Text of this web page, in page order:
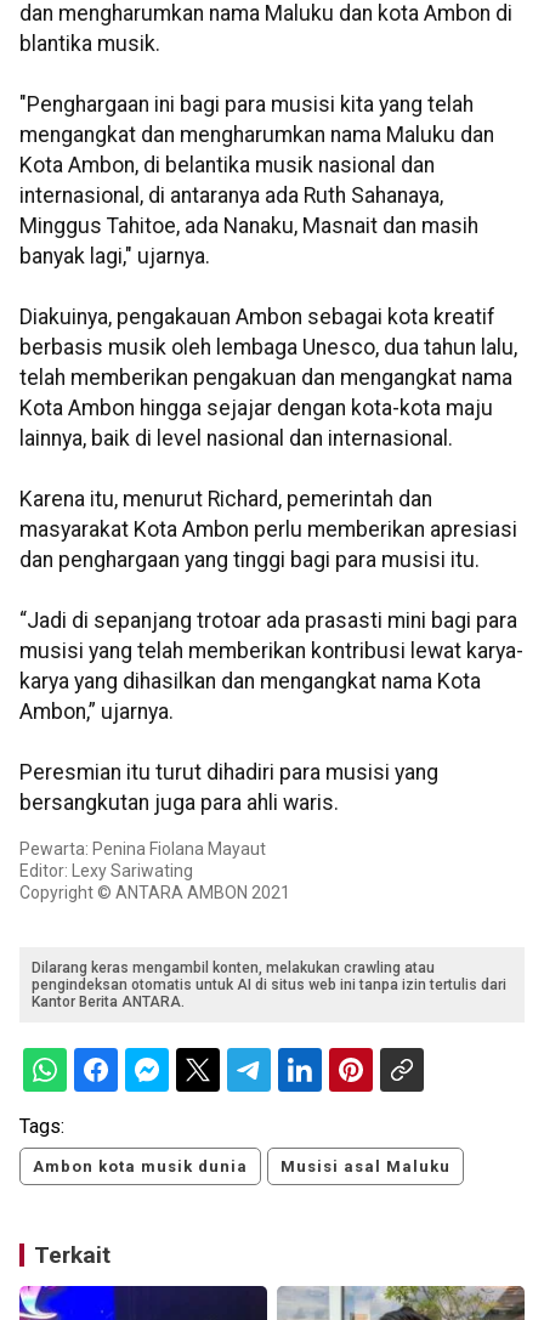
dan mengharumkan nama Maluku dan kota Ambon di
blantika musik.
"Penghargaan ini bagi para musisi kita yang telah
mengangkat dan mengharumkan nama Maluku dan
Kota Ambon, di belantika musik nasional dan
internasional, di antaranya ada Ruth Sahanaya,
Minggus Tahitoe, ada Nanaku, Masnait dan masih
banyak lagi," ujarnya.
Diakuinya, pengakauan Ambon sebagai kota kreatif
berbasis musik oleh lembaga Unesco, dua tahun lalu,
telah memberikan pengakuan dan mengangkat nama
Kota Ambon hingga sejajar dengan kota-kota maju
lainnya, baik di level nasional dan internasional.
Karena itu, menurut Richard, pemerintah dan
masyarakat Kota Ambon perlu memberikan apresiasi
dan penghargaan yang tinggi bagi para musisi itu.
“Jadi di sepanjang trotoar ada prasasti mini bagi para
musisi yang telah memberikan kontribusi lewat karya-
karya yang dihasilkan dan mengangkat nama Kota
Ambon,” ujarnya.
Peresmian itu turut dihadiri para musisi yang
bersangkutan juga para ahli waris.
Pewarta: Penina Fiolana Mayaut
Editor: Lexy Sariwating
Copyright © ANTARA AMBON 2021
Dilarang keras mengambil konten, melakukan crawling atau
pengindeksan otomatis untuk AI di situs web ini tanpa izin tertulis dari
Kantor Berita ANTARA.
Tags:
Ambon kota musik dunia Musisi asal Maluku
Terkait